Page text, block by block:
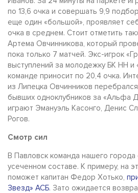
по 13,6 очка и совершать 9,9
еще один «большой», проявляет
очка в среднем. Стоит отметить
Артема Овчинникова, который
пока только 7 матчей. Экс-игрок
выступлений за молодежку БК НН и
команде приносит по 20,4 очка.
из Липецка Овчинников
бывших одноклубников за «Альфа
играют Эмануэль Касонго, Денис
Рогов.
Смотр сил
В Павловск команда нашего города
усеченном составе. К примеру, на
поможет капитан Федор Хотько,
Звезд» АСБ. Зато ожидается